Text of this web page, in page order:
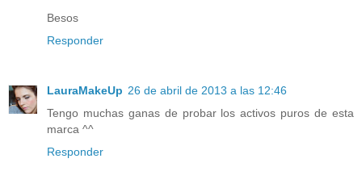
Besos
Responder
LauraMakeUp 26 de abril de 2013 a las 12:46
Tengo muchas ganas de probar los activos puros de esta
marca ^^
Responder